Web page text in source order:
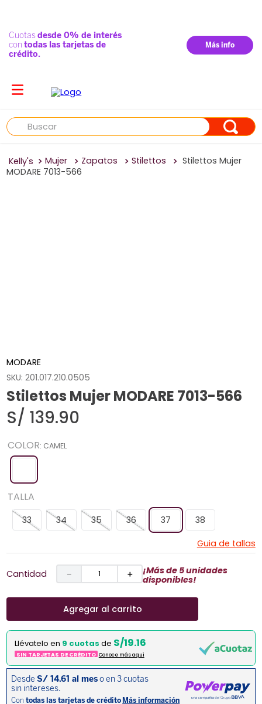
Buscar
Mujer Zapatos Stilettos
Stilettos Mujer
MODARE 7013-566
MODARE
SKU:201.017.210.0505
Stilettos Mujer MODARE 7013-566
S/ 139.90
COLOR: CAMEL
TALLA
33 34 35 36 37
38
Guia de tallas
Cantidad ＋
－
¡Más de 5 unidades
disponibles!
Agregar al carrito
Llévatelo en 9 cuotas de S/19.16
SIN TARJETAS DE CRÉDITO Conoce más aqui